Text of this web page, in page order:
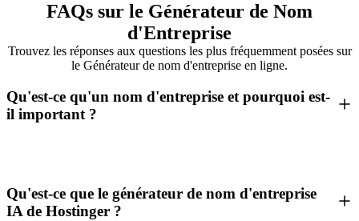
FAQs sur le Générateur de Nom
d'Entreprise
Trouvez les réponses aux questions les plus fréquemment posées sur
le Générateur de nom d'entreprise en ligne.
Qu'est-ce qu'un nom d'entreprise et pourquoi est-
il important ?
Qu'est-ce que le générateur de nom d'entreprise
IA de Hostinger ?